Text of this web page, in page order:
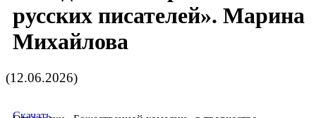
русских писателей». Марина
Михайлова
(12.06.2026)
Скачать